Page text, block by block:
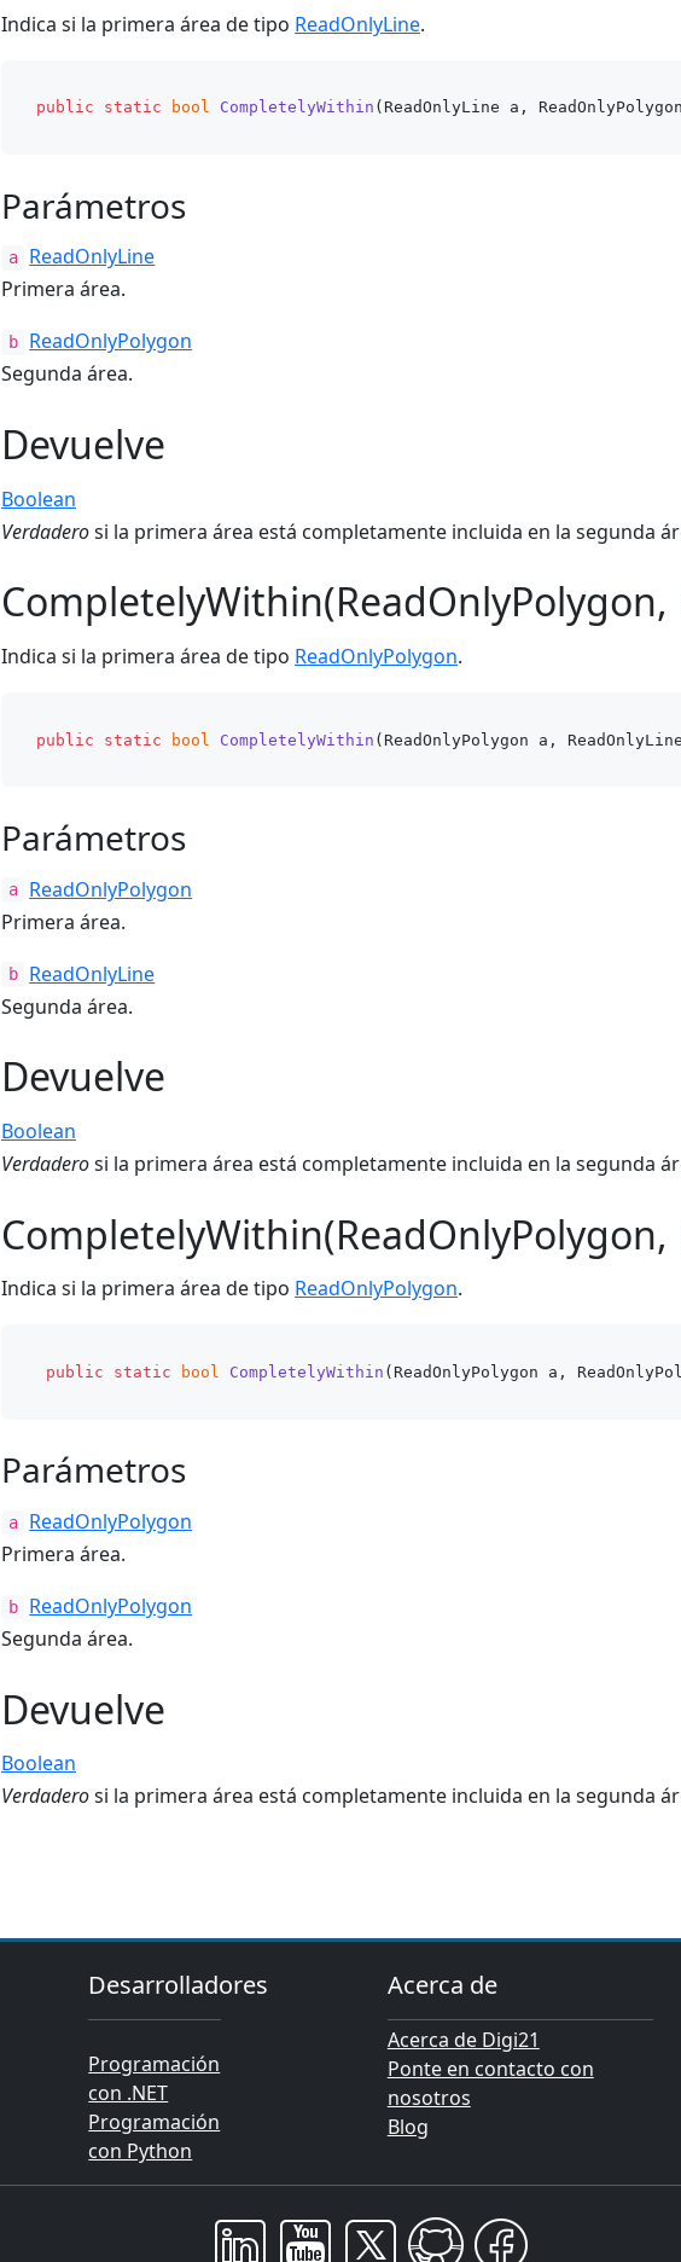
Indica si la primera área de tipo ReadOnlyLine.
public static bool CompletelyWithin ( ReadOnlyLine a,
Parámetros
a
ReadOnlyLine
Primera área.
b
ReadOnlyPolygon
Segunda área.
Devuelve
Boolean
Verdaderosi la primera área está completamente incluida en la segunda
CompletelyWithin(ReadOnlyPolygon,
Indica si la primera área de tipo ReadOnlyPolygon.
public static bool CompletelyWithin ( ReadOnlyPolygon a,
Parámetros
a
ReadOnlyPolygon
Primera área.
b
ReadOnlyLine
Segunda área.
Devuelve
Boolean
Verdaderosi la primera área está completamente incluida en la segunda
CompletelyWithin(ReadOnlyPolygon,
Indica si la primera área de tipo ReadOnlyPolygon.
public static bool CompletelyWithin ( ReadOnlyPolygon a,
Parámetros
a
ReadOnlyPolygon
Primera área.
b
ReadOnlyPolygon
Segunda área.
Devuelve
Boolean
Verdaderosi la primera área está completamente incluida en la segunda
Desarrolladores
Programación
con .NET
Programación
con Python
Acerca de
Acerca de Digi21
Ponte en contacto con
nosotros
Blog